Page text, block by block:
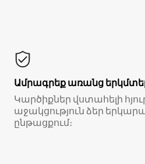
Ամրագրեք առանց
Կարծիքներ վստահելի
աջակցություն ձեր
ընթացքում։